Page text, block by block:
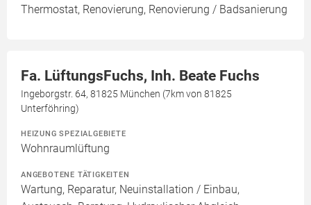
Thermostat, Renovierung, Renovierung / Badsanierung
Fa. LüftungsFuchs, Inh. Beate Fuchs
Ingeborgstr. 64, 81825 München (7km von 81825
Unterföhring)
HEIZUNG SPEZIALGEBIETE
Wohnraumlüftung
ANGEBOTENE TÄTIGKEITEN
Wartung, Reparatur, Neuinstallation / Einbau,